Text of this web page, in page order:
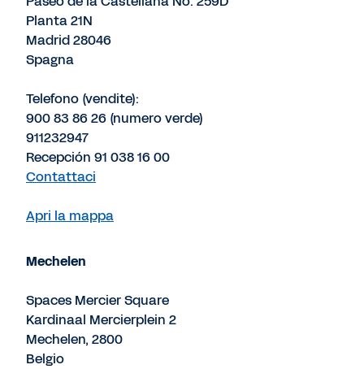
Planta 21N
Madrid 28046
Spagna
Telefono (vendite):
900 83 86 26 (numero verde)
911232947
Recepción 91 038 16 00
Contattaci
Apri la mappa
Mechelen
Spaces Mercier Square
Kardinaal Mercierplein 2
Mechelen, 2800
Belgio